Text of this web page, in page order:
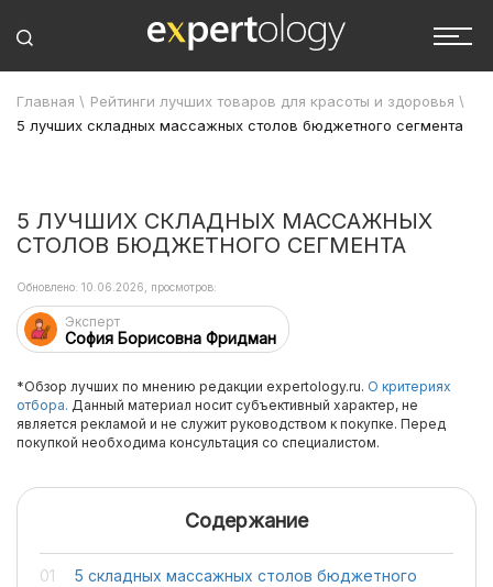
Главная \ Рейтинги лучших товаров для красоты и здоровья \
5 лучших складных массажных столов бюджетного сегмента
5 ЛУЧШИХ СКЛАДНЫХ МАССАЖНЫХ
СТОЛОВ БЮДЖЕТНОГО СЕГМЕНТА
Эксперт
София Борисовна Фридман
Обновлено: 10.06.2026, просмотров:
*Обзор лучших по мнению редакции expertology.ru. О критериях
отбора. Данный материал носит субъективный характер, не
является рекламой и не служит руководством к покупке. Перед
покупкой необходима консультация со специалистом.
Содержание
5 складных массажных столов бюджетного